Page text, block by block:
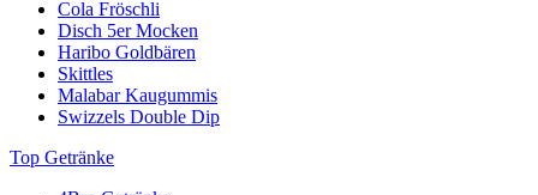
Cola Fröschli
Disch 5er Mocken
Haribo Goldbären
Skittles
Malabar Kaugummis
Swizzels Double Dip
Top Getränke